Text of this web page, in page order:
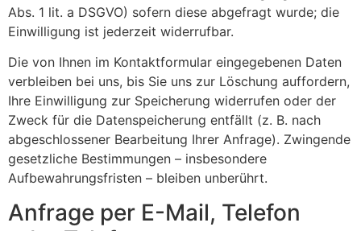
Abs. 1 lit. a DSGVO) sofern diese abgefragt wurde; die
Einwilligung ist jederzeit widerrufbar.
Die von Ihnen im Kontaktformular eingegebenen Daten
verbleiben bei uns, bis Sie uns zur Löschung auffordern,
Ihre Einwilligung zur Speicherung widerrufen oder der
Zweck für die Datenspeicherung entfällt (z. B. nach
abgeschlossener Bearbeitung Ihrer Anfrage). Zwingende
gesetzliche Bestimmungen – insbesondere
Aufbewahrungsfristen – bleiben unberührt.
Anfrage per E-Mail, Telefon